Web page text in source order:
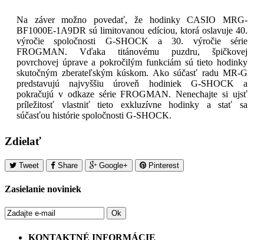
Na záver možno povedať, že hodinky CASIO MRG-
BF1000E-1A9DR sú limitovanou edíciou, ktorá oslavuje 40.
výročie spoločnosti G-SHOCK a 30. výročie série
FROGMAN. Vďaka titánovému puzdru, špičkovej
povrchovej úprave a pokročilým funkciám sú tieto hodinky
skutočným zberateľským kúskom. Ako súčasť radu MR-G
predstavujú najvyššiu úroveň hodiniek G-SHOCK a
pokračujú v odkaze série FROGMAN. Nenechajte si ujsť
príležitosť vlastniť tieto exkluzívne hodinky a stať sa
súčasťou histórie spoločnosti G-SHOCK.
Zdielať
Tweet Share Google+ Pinterest
Zasielanie noviniek
Ok
KONTAKTNÉ INFORMÁCIE